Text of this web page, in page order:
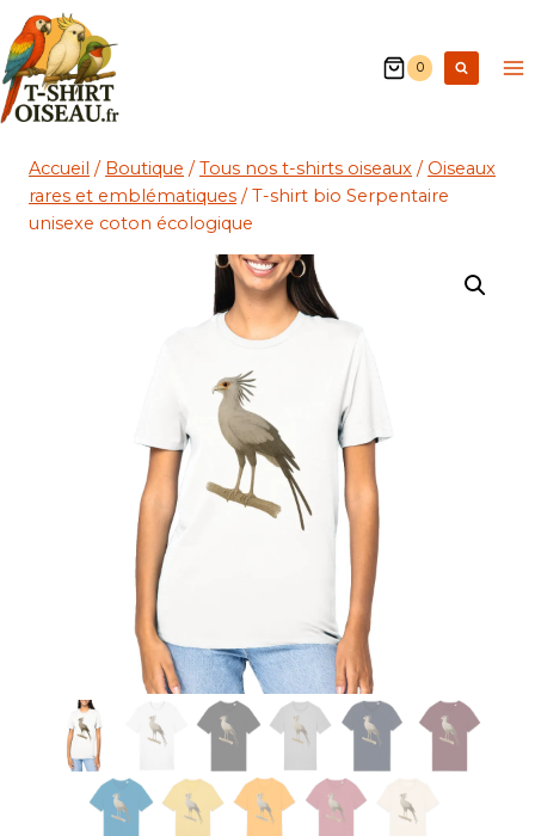
0
Accueil / Boutique / Tous nos t-shirts oiseaux / Oiseaux
rares et emblématiques / T-shirt bio Serpentaire
unisexe coton écologique